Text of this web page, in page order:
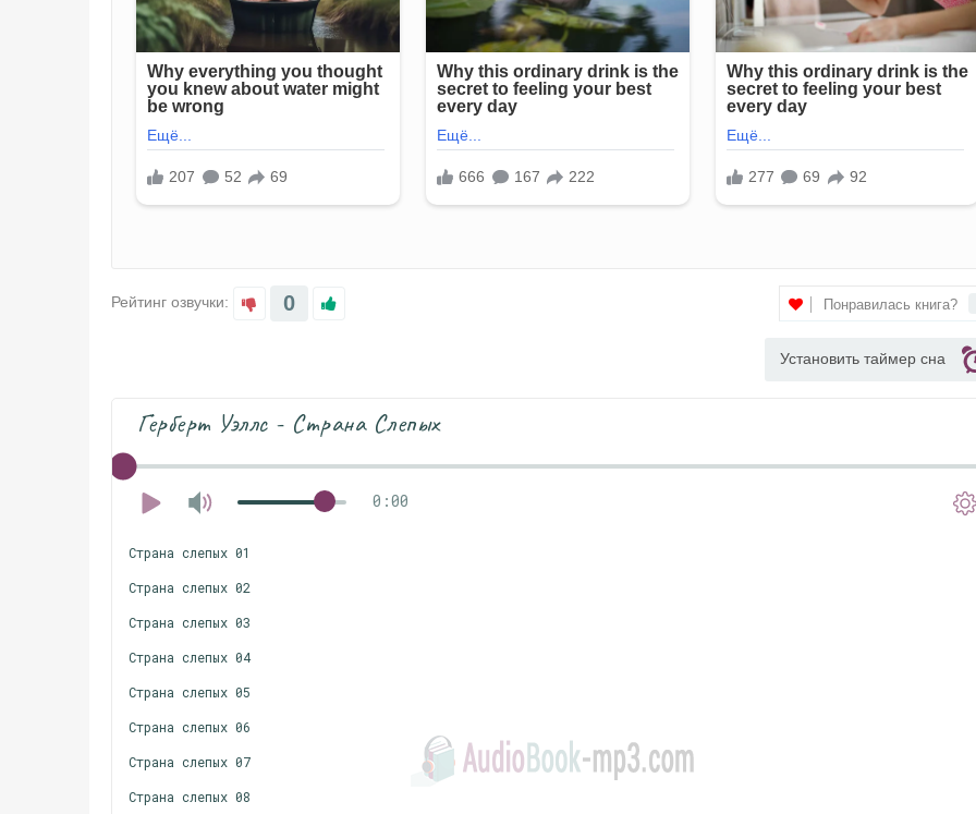
Рейтинг озвучки: 0 Понравилась книга?
Установить таймер сна
Герберт Уэллс - Страна Слепых
0:00
Страна слепых 01
Страна слепых 02
Страна слепых 03
Страна слепых 04
Страна слепых 05
Страна слепых 06
Страна слепых 07
Страна слепых 08